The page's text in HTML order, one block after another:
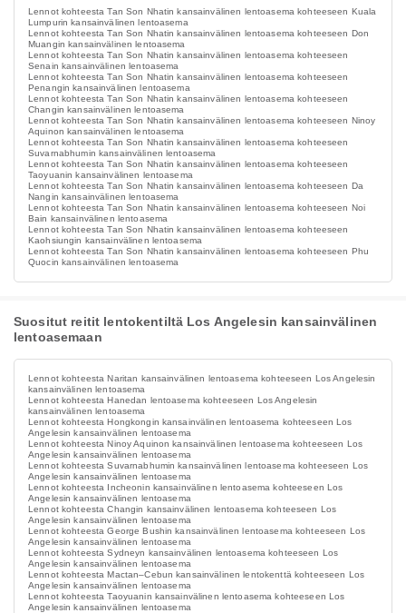
Lennot kohteesta Tan Son Nhatin kansainvälinen lentoasema kohteeseen Kuala
Lumpurin kansainvälinen lentoasema
Lennot kohteesta Tan Son Nhatin kansainvälinen lentoasema kohteeseen Don
Muangin kansainvälinen lentoasema
Lennot kohteesta Tan Son Nhatin kansainvälinen lentoasema kohteeseen
Senain kansainvälinen lentoasema
Lennot kohteesta Tan Son Nhatin kansainvälinen lentoasema kohteeseen
Penangin kansainvälinen lentoasema
Lennot kohteesta Tan Son Nhatin kansainvälinen lentoasema kohteeseen
Changin kansainvälinen lentoasema
Lennot kohteesta Tan Son Nhatin kansainvälinen lentoasema kohteeseen Ninoy
Aquinon kansainvälinen lentoasema
Lennot kohteesta Tan Son Nhatin kansainvälinen lentoasema kohteeseen
Suvarnabhumin kansainvälinen lentoasema
Lennot kohteesta Tan Son Nhatin kansainvälinen lentoasema kohteeseen
Taoyuanin kansainvälinen lentoasema
Lennot kohteesta Tan Son Nhatin kansainvälinen lentoasema kohteeseen Da
Nangin kansainvälinen lentoasema
Lennot kohteesta Tan Son Nhatin kansainvälinen lentoasema kohteeseen Noi
Bain kansainvälinen lentoasema
Lennot kohteesta Tan Son Nhatin kansainvälinen lentoasema kohteeseen
Kaohsiungin kansainvälinen lentoasema
Lennot kohteesta Tan Son Nhatin kansainvälinen lentoasema kohteeseen Phu
Quocin kansainvälinen lentoasema
Suositut reitit lentokentiltä Los Angelesin kansainvälinen
lentoasemaan
Lennot kohteesta Naritan kansainvälinen lentoasema kohteeseen Los Angelesin
kansainvälinen lentoasema
Lennot kohteesta Hanedan lentoasema kohteeseen Los Angelesin
kansainvälinen lentoasema
Lennot kohteesta Hongkongin kansainvälinen lentoasema kohteeseen Los
Angelesin kansainvälinen lentoasema
Lennot kohteesta Ninoy Aquinon kansainvälinen lentoasema kohteeseen Los
Angelesin kansainvälinen lentoasema
Lennot kohteesta Suvarnabhumin kansainvälinen lentoasema kohteeseen Los
Angelesin kansainvälinen lentoasema
Lennot kohteesta Incheonin kansainvälinen lentoasema kohteeseen Los
Angelesin kansainvälinen lentoasema
Lennot kohteesta Changin kansainvälinen lentoasema kohteeseen Los
Angelesin kansainvälinen lentoasema
Lennot kohteesta George Bushin kansainvälinen lentoasema kohteeseen Los
Angelesin kansainvälinen lentoasema
Lennot kohteesta Sydneyn kansainvälinen lentoasema kohteeseen Los
Angelesin kansainvälinen lentoasema
Lennot kohteesta Mactan–Cebun kansainvälinen lentokenttä kohteeseen Los
Angelesin kansainvälinen lentoasema
Lennot kohteesta Taoyuanin kansainvälinen lentoasema kohteeseen Los
Angelesin kansainvälinen lentoasema